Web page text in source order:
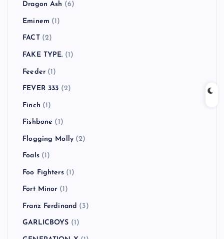
Dragon Ash (6)
Eminem (1)
FACT(2)
FAKE TYPE. (1)
Feeder(1)
FEVER 333 (2)
Finch (1)
Fishbone (1)
Flogging Molly (2)
Foals(1)
Foo Fighters(1)
Fort Minor (1)
Franz Ferdinand (3)
GARLICBOYS (1)